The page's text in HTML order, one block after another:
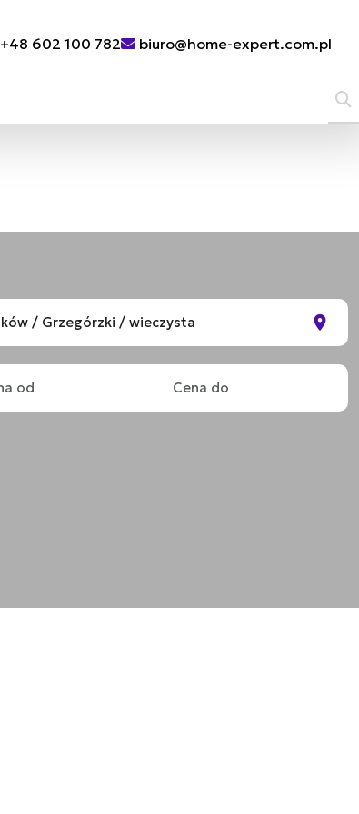
+48 602 100 782 biuro@home-expert.com.pl